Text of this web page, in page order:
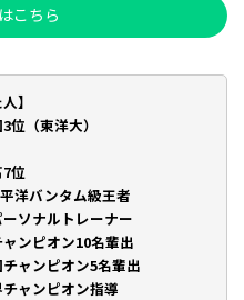
こちら
】
位（東洋大）
位
洋バンタム級王者
ソナルトレーナー
ンピオン10名輩出
ャンピオン5名輩出
ャンピオン指導